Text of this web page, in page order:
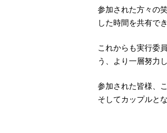
参加された方々の
した時間を共有で
これからも実行委
う、より一層努力
参加された皆様、
そしてカップルと